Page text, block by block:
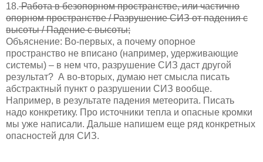
18.Работа в безопорном пространстве, или частично
опорном пространстве / Разрушение СИЗ от падения с
высоты / Падение с высоты;
Объяснение: Во-первых, а почему опорное
пространство не вписано (например, удерживающие
системы) – в нем что, разрушение СИЗ даст другой
результат? А во-вторых, думаю нет смысла писать
абстрактный пункт о разрушении СИЗ вообще.
Например, в результате падения метеорита. Писать
надо конкретику. Про источники тепла и опасные кромки
мы уже написали. Дальше напишем еще ряд конкретных
опасностей для СИЗ.